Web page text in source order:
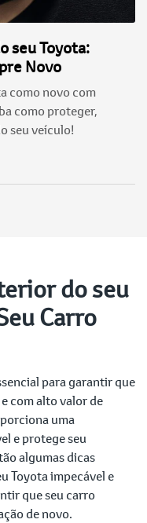
seu Toyota:
Novo
como novo com
como proteger,
seu veículo!
do seu
Carro
para garantir que
com alto valor de
uma
e protege seu
algumas dicas
Toyota impecável e
que seu carro
de novo.